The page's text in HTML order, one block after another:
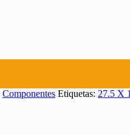
Componentes Etiquetas: 27.5 X